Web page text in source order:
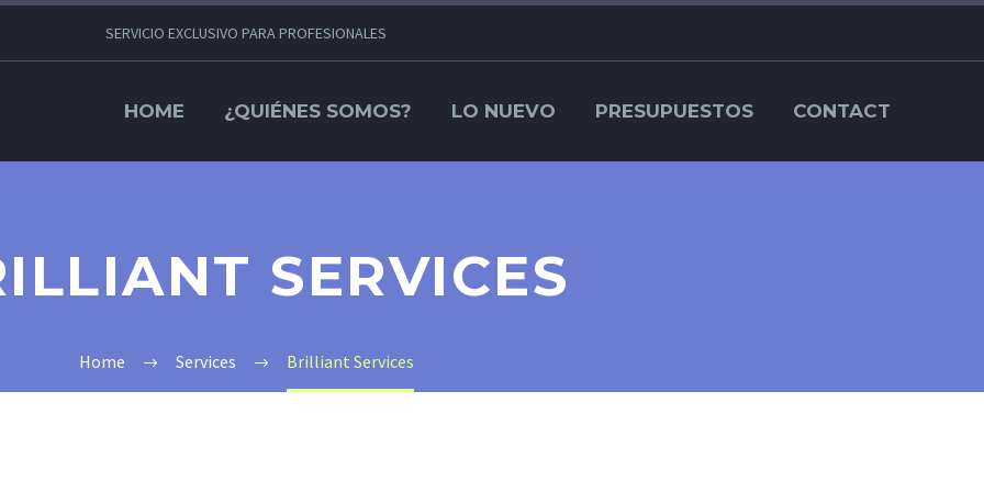
SERVICIO EXCLUSIVO PARA PROFESIONALES
HOME ¿QUIÉNES SOMOS? LO NUEVO PRESUPUESTOS CONTACT
SERVICES
Home Services Brilliant Services